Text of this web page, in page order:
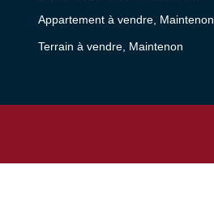
Appartement à vendre, Maintenon
Terrain à vendre, Maintenon